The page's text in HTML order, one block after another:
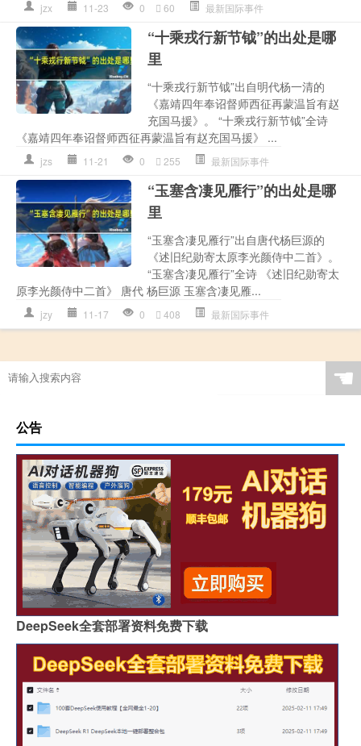
jzx 11-23 0 60 最新国际事件
“十乘戎行新节钺”的出处是哪
里
“十乘戎行新节钺”出自明代杨一清的
《嘉靖四年奉诏督师西征再蒙温旨有赵
充国马援》。 “十乘戎行新节钺”全诗
《嘉靖四年奉诏督师西征再蒙温旨有赵充国马援》 ...
jzs 11-21 0 255 最新国际事件
“玉塞含凄见雁行”的出处是哪
里
“玉塞含凄见雁行”出自唐代杨巨源的
《述旧纪勋寄太原李光颜侍中二首》。
“玉塞含凄见雁行”全诗 《述旧纪勋寄太
原李光颜侍中二首》 唐代 杨巨源 玉塞含凄见雁...
jzy 11-17 0 408 最新国际事件
☚
公告
DeepSeek全套部署资料免费下载